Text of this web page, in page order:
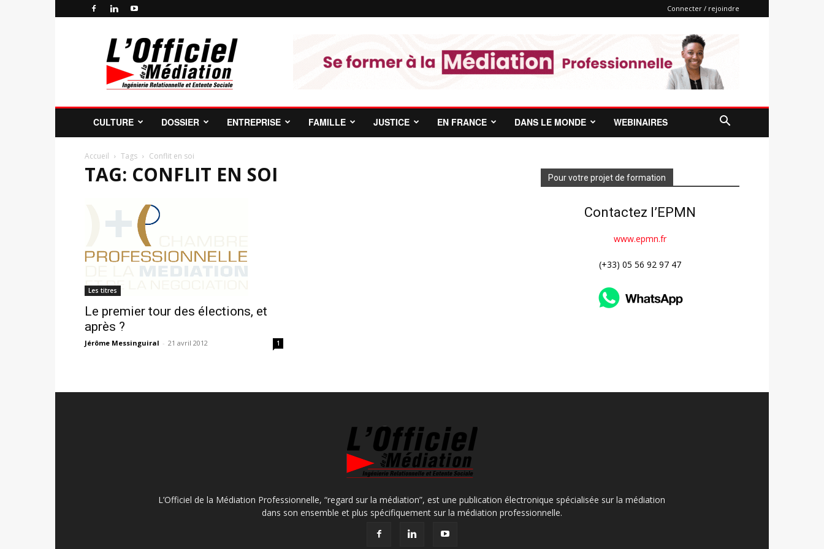
Connecter / rejoindre
Officiel
Médiation
Professionnelle
et
de
Médiateur
CULTURE DOSSIER ENTREPRISE FAMILLE JUSTICE EN FRANCE DANS LE MONDE WEBINAIRES
Accueil Tags Conflit en soi
TAG: CONFLIT EN SOI
Les titres
Le premier tour des élections, et
après ?
Jérôme Messinguiral - 21 avril 2012 1
Pour votre projet de formation
Contactez l’EPMN
www.epmn.fr
(+33) 05 56 92 97 47
L’Officiel de la Médiation Professionnelle, “regard sur la médiation”, est une publication électronique spécialisée sur la médiation
dans son ensemble et plus spécifiquement sur la médiation professionnelle.